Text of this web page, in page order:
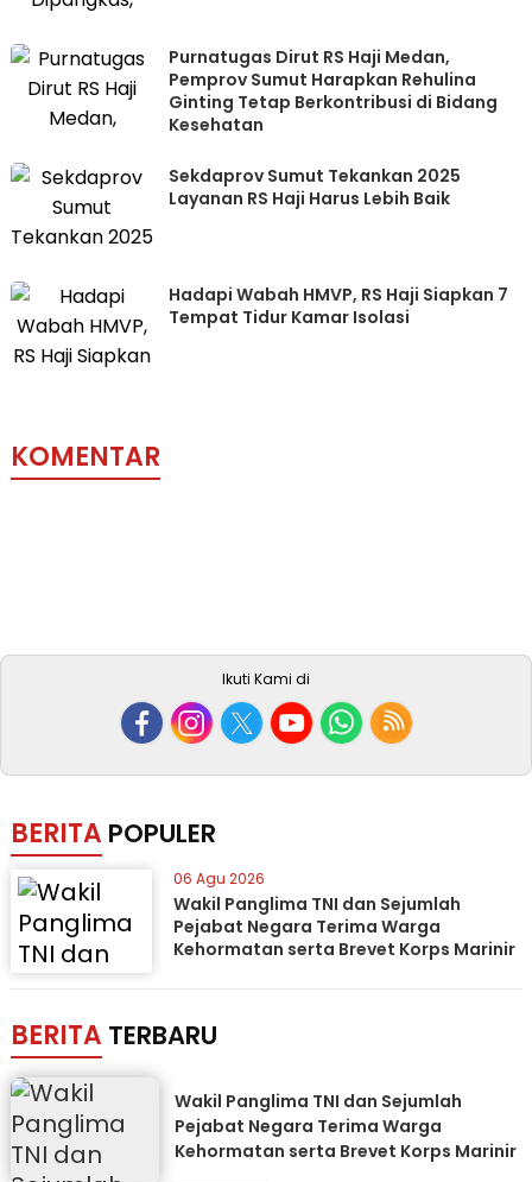
Purnatugas Dirut RS Haji Medan,
Pemprov Sumut Harapkan Rehulina
Ginting Tetap Berkontribusi di Bidang
Kesehatan
Sekdaprov Sumut Tekankan 2025
Layanan RS Haji Harus Lebih Baik
Hadapi Wabah HMVP, RS Haji Siapkan 7
Tempat Tidur Kamar Isolasi
KOMENTAR
Ikuti Kami di
BERITA POPULER
06 Agu 2026
Wakil Panglima TNI dan Sejumlah
Pejabat Negara Terima Warga
Kehormatan serta Brevet Korps Marinir
BERITA TERBARU
Wakil Panglima TNI dan Sejumlah
Pejabat Negara Terima Warga
Kehormatan serta Brevet Korps Marinir